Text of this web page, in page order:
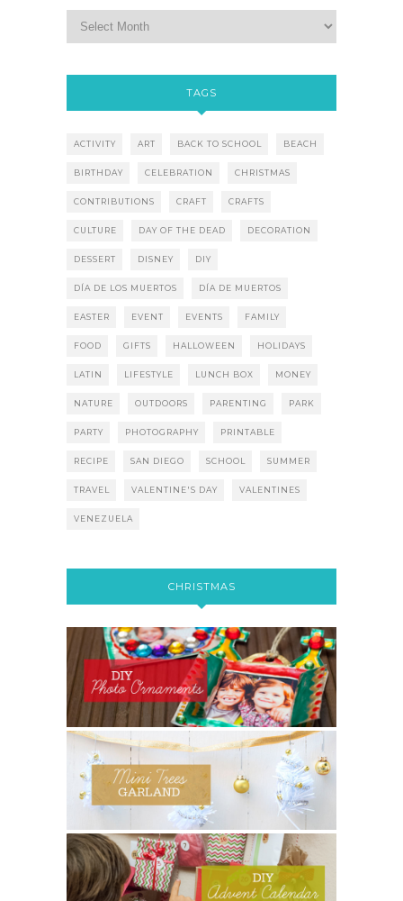
TAGS
ACTIVITY ART BACK TO SCHOOL BEACH
BIRTHDAY CELEBRATION CHRISTMAS
CONTRIBUTIONS CRAFT CRAFTS
CULTURE DAY OF THE DEAD DECORATION
DESSERT DISNEY DIY
DÍA DE LOS MUERTOS DÍA DE MUERTOS
EASTER EVENT EVENTS FAMILY
FOOD GIFTS HALLOWEEN HOLIDAYS
LATIN LIFESTYLE LUNCH BOX MONEY
NATURE OUTDOORS PARENTING PARK
PARTY PHOTOGRAPHY PRINTABLE
RECIPE SAN DIEGO SCHOOL SUMMER
TRAVEL VALENTINE'S DAY VALENTINES
VENEZUELA
CHRISTMAS